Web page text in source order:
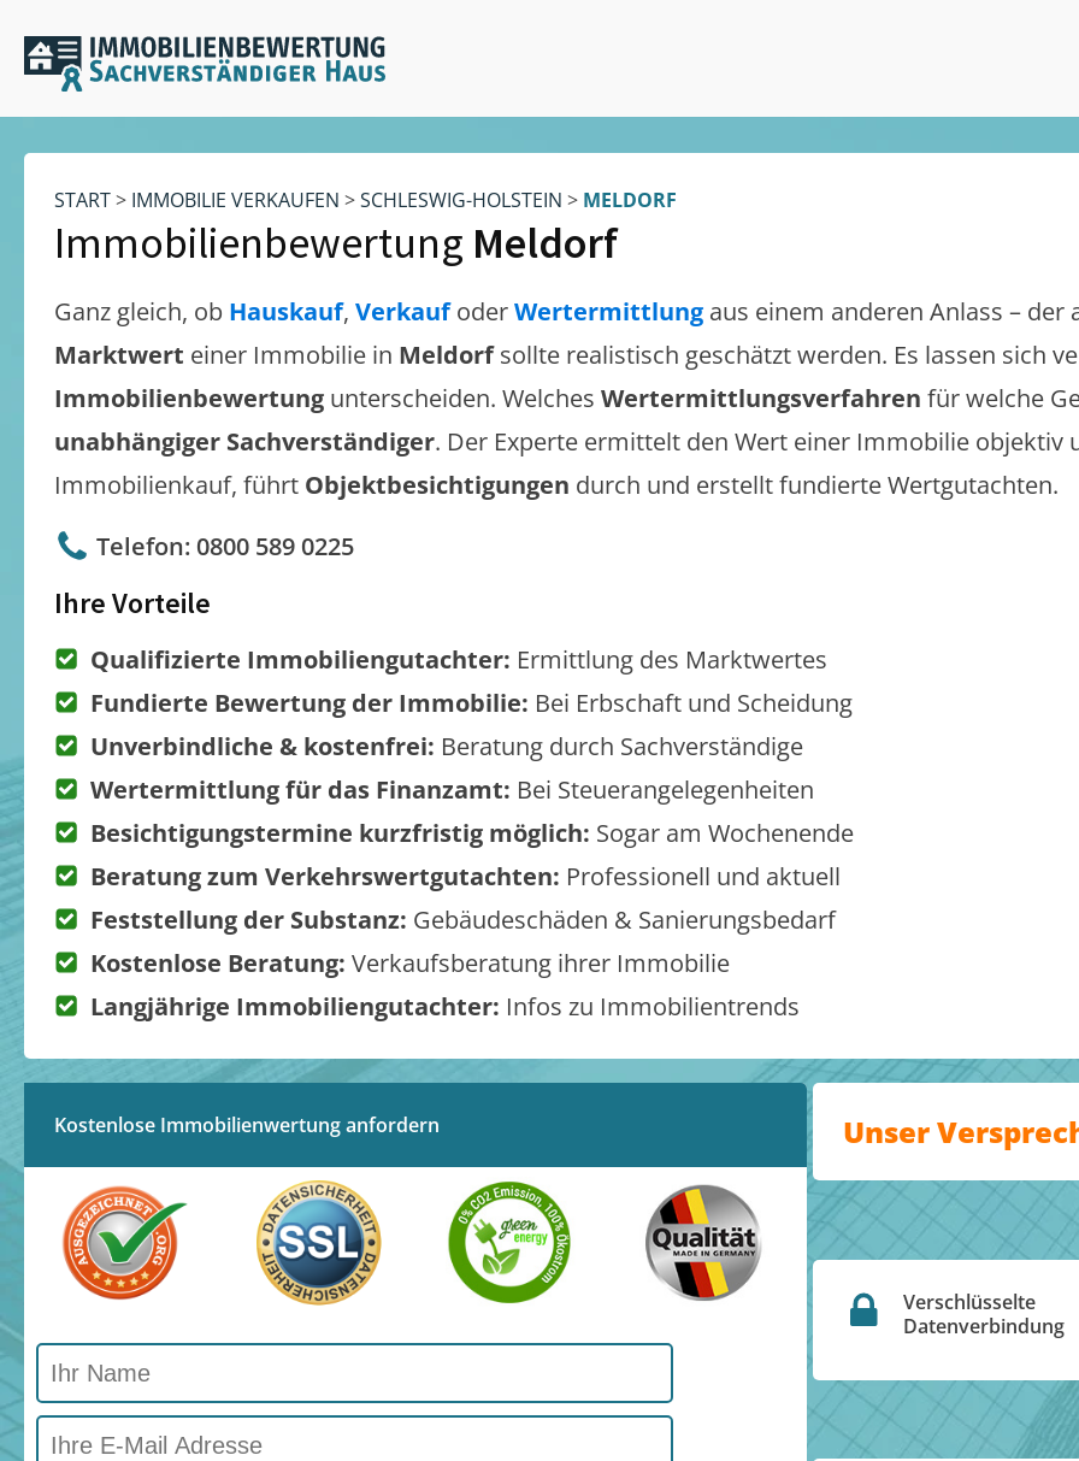
START> IMMOBILIE VERKAUFEN >SCHLESWIG-HOLSTEIN > MELDORF
Immobilienbewertung Meldorf
Ganz gleich, ob Hauskauf, VerkaufoderWertermittlung aus einem anderen Anlass – der
Marktwert einer Immobilie in Meldorf sollte realistisch geschätzt werden. Es lassen sich
Immobilienbewertung unterscheiden. Welches Wertermittlungsverfahren für welche
unabhängiger Sachverständiger. Der Experte ermittelt den Wert einer Immobilie objektiv
Immobilienkauf, führt Objektbesichtigungen durch und erstellt fundierte Wertgutachten.
Telefon: 0800 589 0225
Ihre Vorteile
Qualifizierte Immobiliengutachter: Ermittlung des Marktwertes
Fundierte Bewertung der Immobilie: Bei Erbschaft und Scheidung
Unverbindliche & kostenfrei: Beratung durch Sachverständige
Wertermittlung für das Finanzamt: Bei Steuerangelegenheiten
Besichtigungstermine kurzfristig möglich: Sogar am Wochenende
Beratung zum Verkehrswertgutachten: Professionell und aktuell
Feststellung der Substanz: Gebäudeschäden & Sanierungsbedarf
Kostenlose Beratung: Verkaufsberatung ihrer Immobilie
Langjährige Immobiliengutachter: Infos zu Immobilientrends
Kostenlose Immobilienwertung anfordern Unser
Verschlüsselte
Datenverbindung